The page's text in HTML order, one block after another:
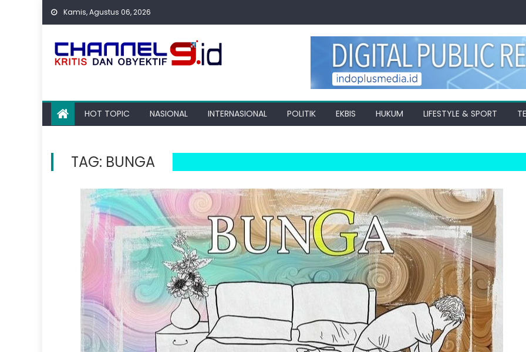
Skip
Kamis, Agustus 06, 2026
HOT TOPIC NASIONAL INTERNASIONAL POLITIK EKBIS HUKUM LIFESTYLE & SPORT
TAG: BUNGA